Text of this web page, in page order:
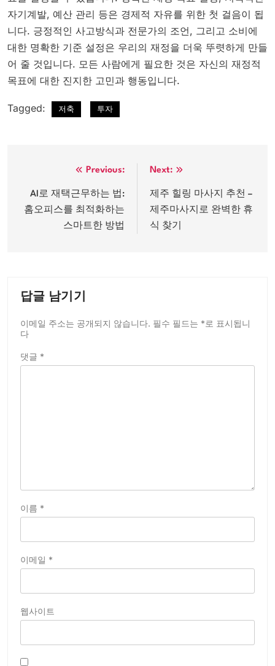
자기계발, 예산 관리 등은 경제적 자유를 위한 첫 걸음이 됩
니다. 긍정적인 사고방식과 전문가의 조언, 그리고 소비에
대한 명확한 기준 설정은 우리의 재정을 더욱 뚜렷하게 만들
어 줄 것입니다. 모든 사람에게 필요한 것은 자신의 재정적
목표에 대한 진지한 고민과 행동입니다.
Tagged: 저축 투자
탐
색
Previous:
AI로 재택근무하는 법:
홈오피스를 최적화하는
스마트한 방법
Next:
제주 힐링 마사지 추천 –
제주마사지로 완벽한 휴
식 찾기
답글 남기기
이메일 주소는 공개되지 않습니다. 필수 필드는 *로 표시됩니
다
댓글 *
이름 *
이메일 *
웹사이트